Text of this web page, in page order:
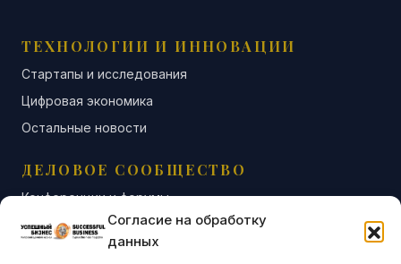
Согласие на обработку
данных
ТЕХНОЛОГИИ И ИННОВАЦИИ
Стартапы и исследования
Цифровая экономика
Остальные новости
ДЕЛОВОЕ СООБЩЕСТВО
Конференции и форумы
Бизнес-клубы и ассоциации
Остальные новости